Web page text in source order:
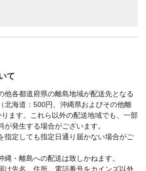
て
他各都道府県の離島地域が配送先となる
北海道：500円、沖縄県およびその他離
ます。これら以外の配送地域でも、一部
が発生する場合がございます。
指定しても指定日通り届かない場合がご
縄・離島への配送は致しかねます。
け先名、住所、電話番号をカインズ以外